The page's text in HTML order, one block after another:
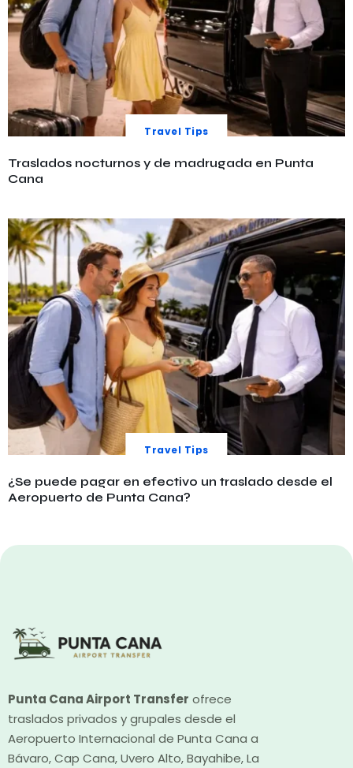
Travel Tips
Traslados nocturnos y de madrugada en Punta
Cana
Travel Tips
¿Se puede pagar en efectivo un traslado desde el
Aeropuerto de Punta Cana?
Punta Cana Airport Transfer ofrece
traslados privados y grupales desde el
Aeropuerto Internacional de Punta Cana a
Bávaro, Cap Cana, Uvero Alto, Bayahibe, La